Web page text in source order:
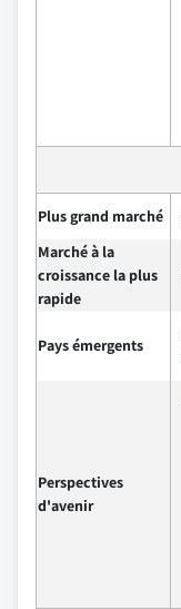
Plus grand marché
Marché à la
croissance la plus
rapide
Pays émergents
Perspectives
d'avenir